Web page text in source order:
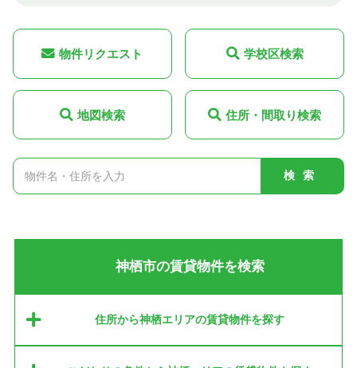
物件リクエスト 学校区検索
地図検索 住所・間取り検索
検索
神栖市の賃貸物件を検索
住所から神栖エリアの賃貸物件を探す